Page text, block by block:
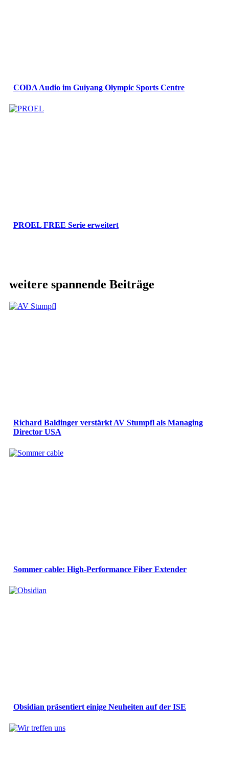
CODA Audio im Guiyang Olympic Sports Centre
PROEL FREE Serie erweitert
weitere spannende Beiträge
Richard Baldinger verstärkt AV Stumpfl als Managing
Director USA
Sommer cable: High-Performance Fiber Extender
Obsidian präsentiert einige Neuheiten auf der ISE